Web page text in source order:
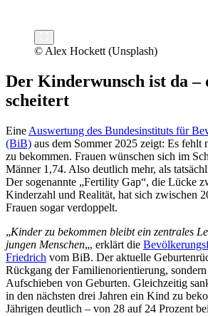
© Alex Hockett (Unsplash)
Der Kinderwunsch ist da –
scheitert
Eine Auswertung des Bundesinstituts für
(BiB) aus dem Sommer 2025 zeigt: Es
zu bekommen. Frauen wünschen sich im
Männer 1,74. Also deutlich mehr, als
Der sogenannte „Fertility Gap“, die Lücke
Kinderzahl und Realität, hat sich zwischen
Frauen sogar verdoppelt.
„Kinder zu bekommen bleibt ein zentrales
jungen Menschen„, erklärt die
Friedrich vom BiB. Der aktuelle
Rückgang der Familienorientierung,
Aufschieben von Geburten. Gleichzeitig
in den nächsten drei Jahren ein Kind zu
Jährigen deutlich – von 28 auf 24 Prozent